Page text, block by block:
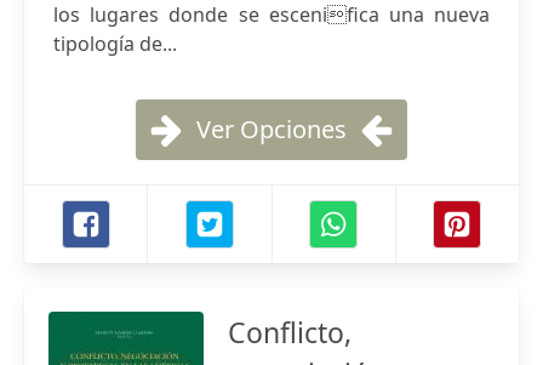
los lugares donde se escenifica una nueva
tipología de...
Ver Opciones
Conflicto,